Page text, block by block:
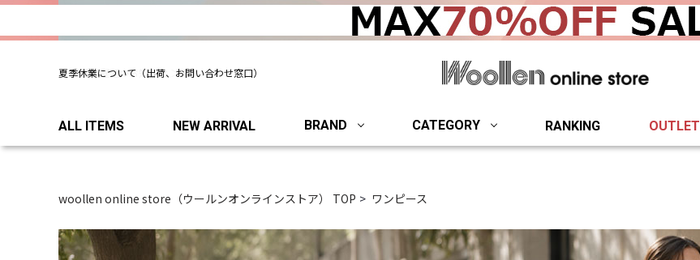
夏季休業について（出荷、お問い合わせ窓口）
ALL ITEMS NEW ARRIVAL BRAND CATEGORY RANKING OUTLET
woollen online store（ウールンオンラインストア） TOP ワンピース